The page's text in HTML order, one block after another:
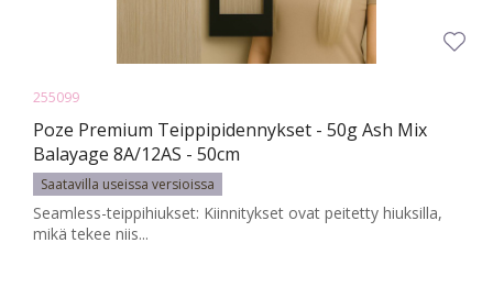
255099
Poze Premium Teippipidennykset - 50g Ash Mix
Balayage 8A/12AS - 50cm
Saatavilla useissa versioissa
Seamless-teippihiukset: Kiinnitykset ovat peitetty hiuksilla,
mikä tekee niis...